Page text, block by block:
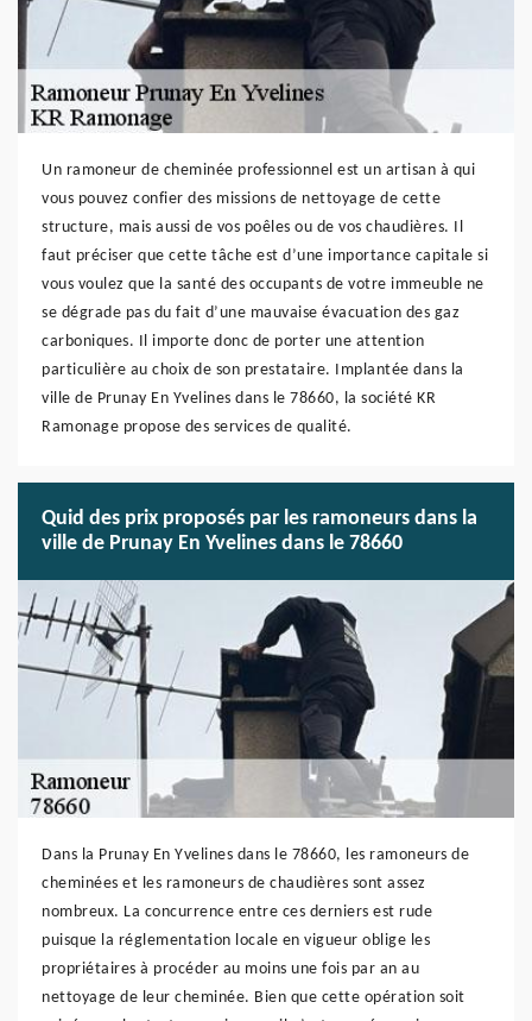
Un ramoneur de cheminée professionnel est un artisan à qui
vous pouvez confier des missions de nettoyage de cette
structure, mais aussi de vos poêles ou de vos chaudières. Il
faut préciser que cette tâche est d’une importance capitale si
vous voulez que la santé des occupants de votre immeuble ne
se dégrade pas du fait d’une mauvaise évacuation des gaz
carboniques. Il importe donc de porter une attention
particulière au choix de son prestataire. Implantée dans la
ville de Prunay En Yvelines dans le 78660, la société KR
Ramonage propose des services de qualité.
Quid des prix proposés par les ramoneurs dans la
ville de Prunay En Yvelines dans le 78660
Dans la Prunay En Yvelines dans le 78660, les ramoneurs de
cheminées et les ramoneurs de chaudières sont assez
nombreux. La concurrence entre ces derniers est rude
puisque la réglementation locale en vigueur oblige les
propriétaires à procéder au moins une fois par an au
nettoyage de leur cheminée. Bien que cette opération soit